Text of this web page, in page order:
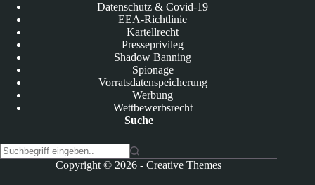
Datenschutz & Covid-19
EEA-Richtlinie
Kartellrecht
Presseprivileg
Shadow Banning
Spionage
Vorratsdatenspeicherung
Werbung
Wettbewerbsrecht
Suche
Copyright © 2026 -Creative Themes